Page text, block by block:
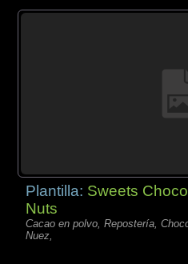
Plantilla: Sweets
Nuts
Cacao en polvo, Repostería,
Nuez,